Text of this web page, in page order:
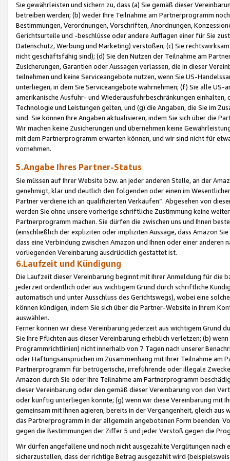
Sie gewährleisten und sichern zu, dass (a) Sie gemäß dieser
betreiben werden; (b) weder Ihre Teilnahme am Partnerprogramm
Bestimmungen, Verordnungen, Vorschriften, Anordnungen,
Gerichtsurteile und -beschlüsse oder andere Auflagen einer für Sie
Datenschutz, Werbung und Marketing) verstoßen; (c) Sie
nicht geschäftsfähig sind); (d) Sie den Nutzen der Teilnahme am
Zusicherungen, Garantien oder Aussagen verlassen, die in dieser
teilnehmen und keine Serviceangebote nutzen, wenn Sie US-
unterliegen, in dem Sie Serviceangebote wahrnehmen; (f) Sie alle
amerikanische Ausfuhr- und Wiederausfuhrbeschränkungen
Technologie und Leistungen gelten, und (g) die Angaben, die Sie im
sind. Sie können Ihre Angaben aktualisieren, indem Sie sich über die
Wir machen keine Zusicherungen und übernehmen keine
mit dem Partnerprogramm erwarten können, und wir sind nicht für
vornehmen.
5.Angabe Ihres Partner-Status
Sie müssen auf Ihrer Website bzw. an jeder anderen Stelle, an der
genehmigt, klar und deutlich den folgenden oder einen im
Partner verdiene ich an qualifizierten Verkäufen“. Abgesehen von
werden Sie ohne unsere vorherige schriftliche Zustimmung keine
Partnerprogramm machen. Sie dürfen die zwischen uns und Ihnen
(einschließlich der expliziten oder impliziten Aussage, dass Amazon
dass eine Verbindung zwischen Amazon und Ihnen oder einer
vorliegenden Vereinbarung ausdrücklich gestattet ist.
6.Laufzeit und Kündigung
Die Laufzeit dieser Vereinbarung beginnt mit Ihrer Anmeldung für die
jederzeit ordentlich oder aus wichtigem Grund durch schriftliche
automatisch und unter Ausschluss des Gerichtswegs), wobei eine
können kündigen, indem Sie sich über die Partner-Website in Ihrem
auswählen.
Ferner können wir diese Vereinbarung jederzeit aus wichtigem Grund
Sie Ihre Pflichten aus dieser Vereinbarung erheblich verletzen; (b)
Programmrichtlinien) nicht innerhalb von 7 Tagen nach unserer
oder Haftungsansprüchen im Zusammenhang mit Ihrer Teilnahme am
Partnerprogramm für betrügerische, irreführende oder illegale
Amazon durch Sie oder Ihre Teilnahme am Partnerprogramm
dieser Vereinbarung oder den gemäß dieser Vereinbarung von den
oder künftig unterliegen könnte; (g) wenn wir diese Vereinbarung mit
gemeinsam mit Ihnen agieren, bereits in der Vergangenheit, gleich
das Partnerprogramm in der allgemein angebotenen Form beenden.
gegen die Bestimmungen der Ziffer 5 und jeder Verstoß gegen die
Wir dürfen angefallene und noch nicht ausgezahlte Vergütungen
sicherzustellen, dass der richtige Betrag ausgezahlt wird